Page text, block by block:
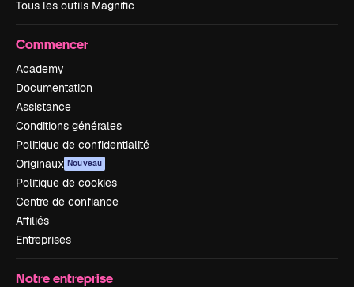
Tous les outils Magnific
Commencer
Academy
Documentation
Assistance
Conditions générales
Politique de confidentialité
Originaux Nouveau
Politique de cookies
Centre de confiance
Affiliés
Entreprises
Notre entreprise